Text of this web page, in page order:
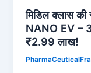
मिडिल क्लास
NANO EV –
₹2.99 लाख!